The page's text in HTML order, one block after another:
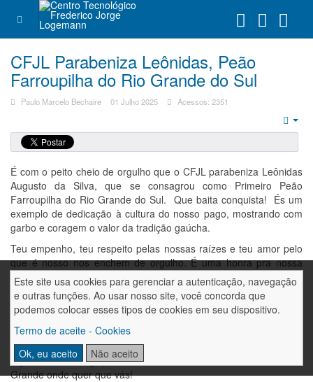
Este site usa cookies para gerenciar a autenticação, navegação
e outras funções. Ao usar nosso site, você concorda que
podemos colocar esses tipos de cookies em seu dispositivo.
Termo de aceite - Cookies
Ok, eu aceito
Não aceito
CFJL Parabeniza Leônidas, Peão
Farroupilha do Rio Grande do Sul
Paulo Marcelo Bechaire 01 Julho 2025 Acessos: 2351
É com o peito cheio de orgulho que o CFJL parabeniza Leônidas
Augusto da Silva, que se consagrou como Primeiro Peão
Farroupilha do Rio Grande do Sul. Que baita conquista! És um
exemplo de dedicação à cultura do nosso pago, mostrando com
garbo e coragem o valor da tradição gaúcha.
Teu empenho, teu respeito pelas nossas raízes e teu amor pelo
que é nosso nos enchem de orgulho. É uma honra pra nossa
Instituição ter um ex-aluno como tu, que leva adiante o legado
campeiro com tanta responsabilidade.
Agradecemos de coração por ti e tua família sempre confiarem
no CFJL. Essa parceria forte, de quem acredita na educação e na
Siga firme nesse galpão de conquistas, levando a cultura do Rio
Grande onde quer que vás!